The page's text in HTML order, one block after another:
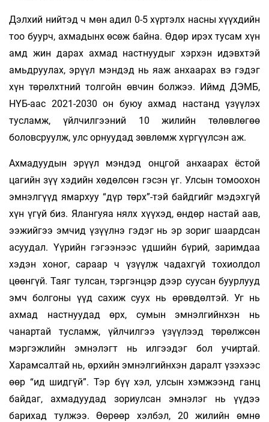
Дэлхий нийтэд ч мөн адил 0-5 хүртэлх насны хүүхдийн
тоо буурч, ахмадынх өсөж байна. Өдөр ирэх тусам хүн
амд жин дарах ахмад настнуудыг хэрхэн идэвхтэй
амьдруулах, эрүүл мэндэд нь яаж анхаарах вэ гэдэг
хүн төрөлхтний толгойн өвчин болжээ. Иймд ДЭМБ,
НҮБ-аас 2021-2030 он буюу ахмад настанд үзүүлэх
тусламж, үйлчилгээний 10 жилийн төлөвлөгөө
боловсруулж, улс орнуудад зөвлөмж хүргүүлсэн аж.
Ахмадуудын эрүүл мэндэд онцгой анхаарах ёстой
цагийн зүү хэдийн хөдөлсөн гэсэн үг. Улсын томоохон
эмнэлгүүд ямархуу “дүр төрх”-тэй байдгийг мэдэхгүй
хүн үгүй биз. Ялангуяа нялх хүүхэд, өндөр настай аав,
ээжийгээ эмчид үзүүлнэ гэдэг нь эр зориг шаардсан
асуудал. Үүрийн гэгээнээс үдшийн бүрий, заримдаа
хэдэн хоног, сараар ч үзүүлж чадахгүй тохиолдол
цөөнгүй. Таяг тулсан, тэргэнцэр дээр суусан буурлууд
эмч болгоны үүд сахиж суух нь өрөвдөлтэй. Уг нь
ахмад настнуудад өрх, сумын эмнэлгийнхэн нь
чанартай тусламж, үйлчилгээ үзүүлээд төрөлжсөн
мэргэжлийн эмнэлэгт нь илгээдэг бол учиртай.
Харамсалтай нь, өрхийн эмнэлгийнхэн даралт үзэхээс
өөр “ид шидгүй”. Тэр бүү хэл, улсын хэмжээнд ганц
байдаг, ахмадуудад зориулсан эмнэлэг нь үүдээ
барихад тулжээ. Өөрөөр хэлбэл, 20 жилийн өмнө